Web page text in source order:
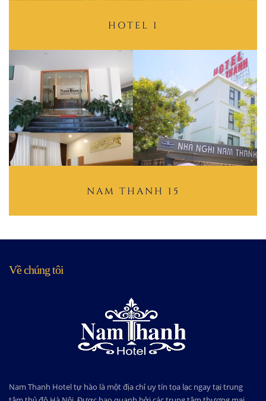
HOTEL 1
NAM THANH 15
Về chúng tôi
Nam Thanh Hotel tự hào là một địa chỉ uy tín tọa lạc ngay tại trung